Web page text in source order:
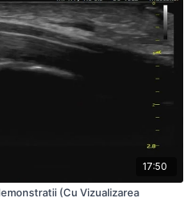
17:50
(Cu Vizualizarea